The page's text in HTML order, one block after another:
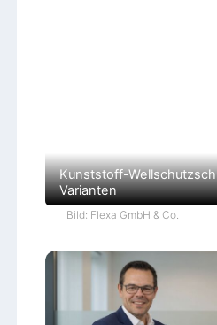
Kunststoff-
Varianten
Bild: Flexa GmbH & Co.